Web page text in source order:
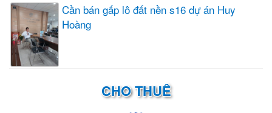
Cần bán gấp lô đất nền s16 dự án Huy
Hoàng
CHO THUÊ